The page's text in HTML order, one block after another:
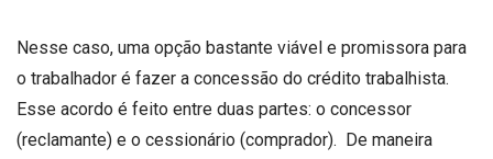
Nesse caso, uma opção bastante viável e promissora para
o trabalhador é fazer a concessão do crédito trabalhista.
Esse acordo é feito entre duas partes: o concessor
(reclamante) e o cessionário (comprador). De maneira